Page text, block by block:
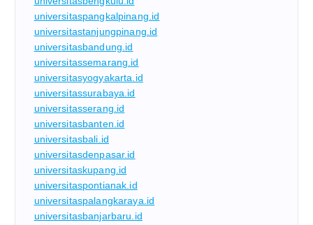
universitaspangkalpinang.id
universitastanjungpinang.id
universitasbandung.id
universitassemarang.id
universitasyogyakarta.id
universitassurabaya.id
universitasserang.id
universitasbanten.id
universitasbali.id
universitasdenpasar.id
universitaskupang.id
universitaspontianak.id
universitaspalangkaraya.id
universitasbanjarbaru.id